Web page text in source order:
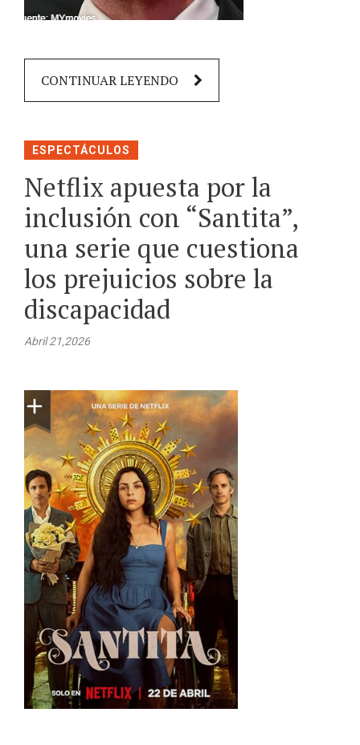
CONTINUAR LEYENDO
ESPECTÁCULOS
Netflix apuesta por la
inclusión con “Santita”,
una serie que cuestiona
los prejuicios sobre la
discapacidad
Abril 21,2026